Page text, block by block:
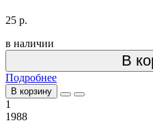
25 р.
в наличии
В
Подробнее
В корзину
1
1988